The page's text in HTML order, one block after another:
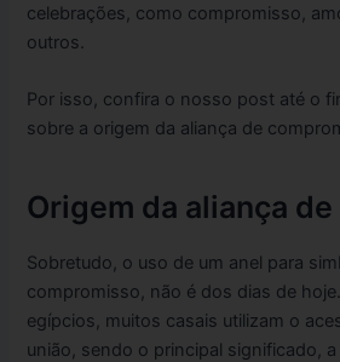
celebrações, como compromisso,
outros.
Por isso, confira o nosso post até o
sobre a origem da aliança de
Origem da aliança de
Sobretudo, o uso de um anel para
compromisso, não é dos dias de
egípcios, muitos casais utilizam o
união, sendo o principal significado,